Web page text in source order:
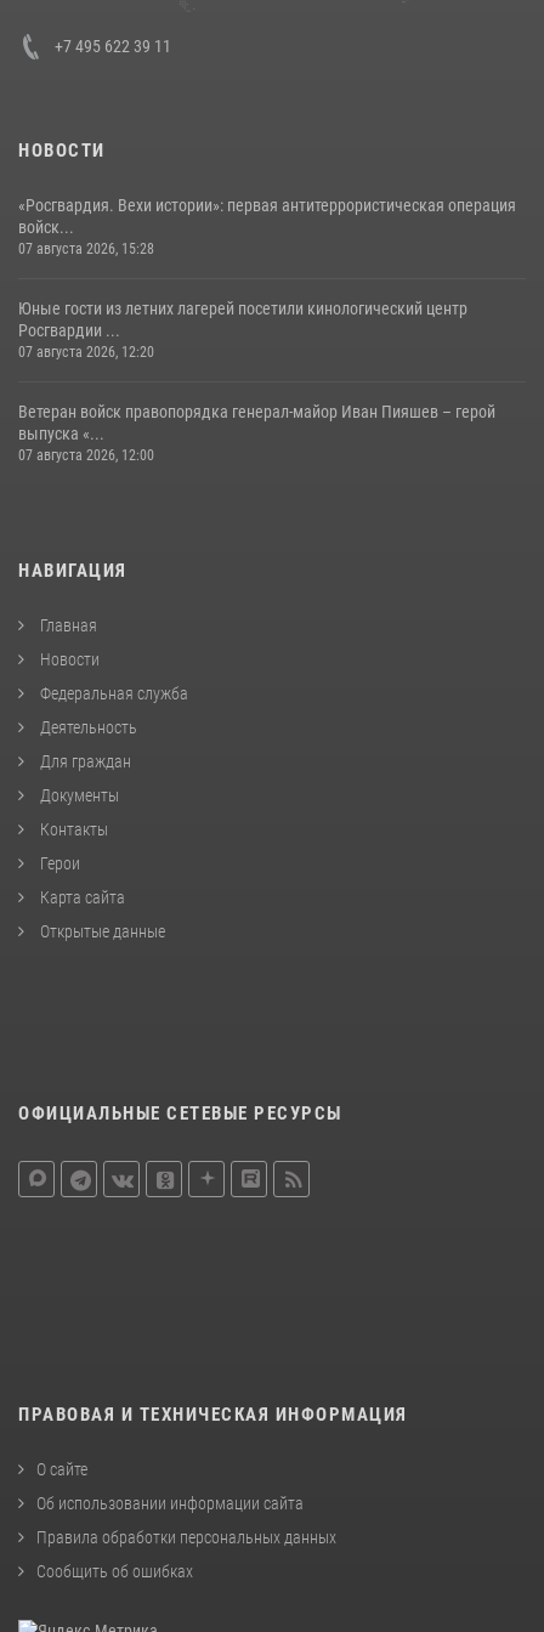
+7 495 622 39 11
НОВОСТИ
«Росгвардия. Вехи истории»: первая антитеррористическая операция
войск...
07 августа 2026, 15:28
Юные гости из летних лагерей посетили кинологический центр
Росгвардии ...
07 августа 2026, 12:20
Ветеран войск правопорядка генерал-майор Иван Пияшев – герой
выпуска «...
07 августа 2026, 12:00
НАВИГАЦИЯ
Главная
Новости
Федеральная служба
Деятельность
Для граждан
Документы
Контакты
Герои
Карта сайта
Открытые данные
ОФИЦИАЛЬНЫЕ СЕТЕВЫЕ РЕСУРСЫ
ПРАВОВАЯ И ТЕХНИЧЕСКАЯ ИНФОРМАЦИЯ
О сайте
Об использовании информации сайта
Правила обработки персональных данных
Сообщить об ошибках